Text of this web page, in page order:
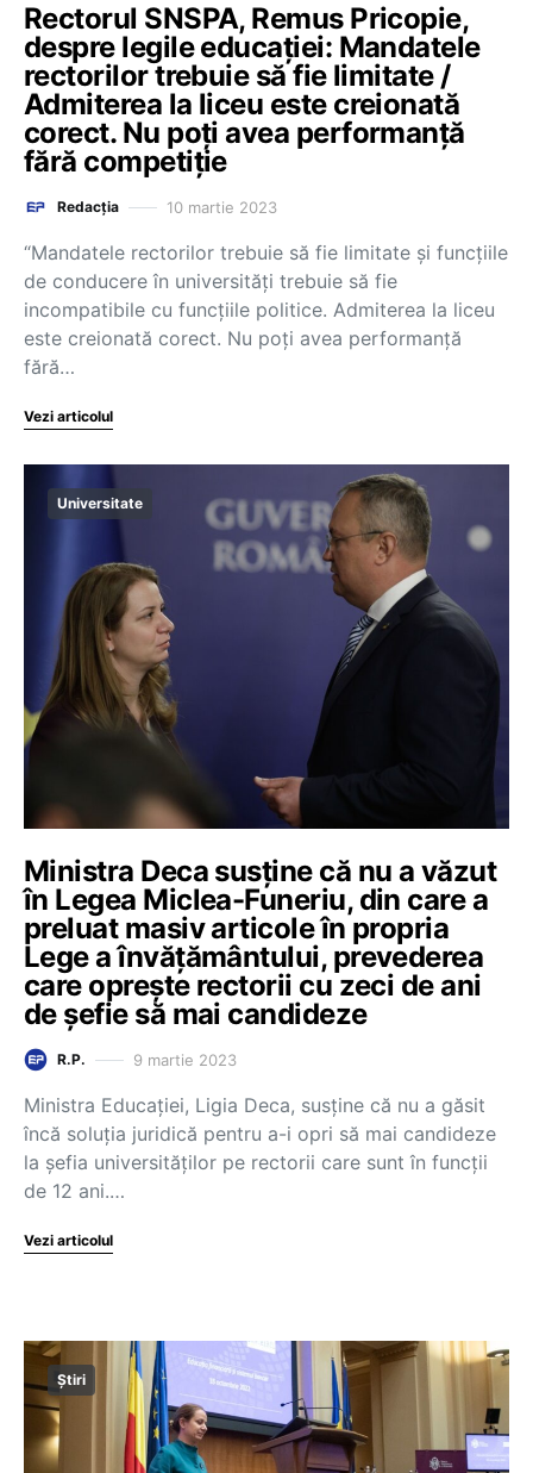
Rectorul SNSPA, Remus Pricopie,
despre legile educației: Mandatele
rectorilor trebuie să fie limitate /
Admiterea la liceu este creionată
corect. Nu poți avea performanță
fără competiție
Redacția 10 martie 2023
“Mandatele rectorilor trebuie să fie limitate și funcțiile
de conducere în universități trebuie să fie
incompatibile cu funcțiile politice. Admiterea la liceu
este creionată corect. Nu poți avea performanță
fără…
Vezi articolul
Universitate
Ministra Deca susține că nu a văzut
în Legea Miclea-Funeriu, din care a
preluat masiv articole în propria
Lege a învățământului, prevederea
care oprește rectorii cu zeci de ani
de șefie să mai candideze
R.P. 9 martie 2023
Ministra Educației, Ligia Deca, susține că nu a găsit
încă soluția juridică pentru a-i opri să mai candideze
la șefia universităților pe rectorii care sunt în funcții
de 12 ani.…
Vezi articolul
Știri